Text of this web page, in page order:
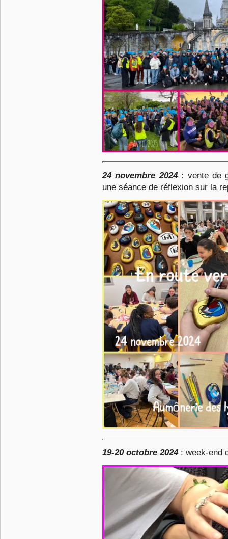
24 novembre 2024 : vente de
une séance de réflexion sur la
19-20 octobre 2024 : week-end